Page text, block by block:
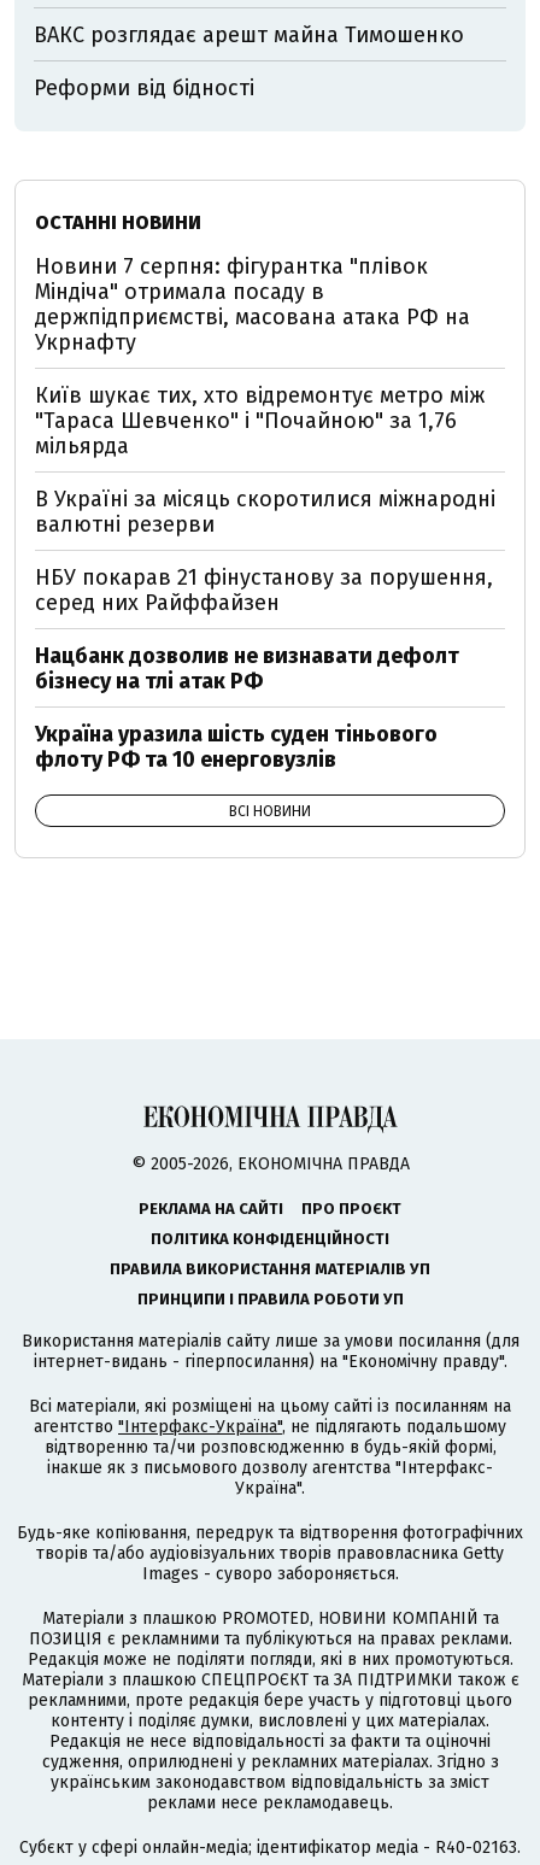
ВАКС розглядає арешт майна Тимошенко
Реформи від бідності
ОСТАННІ НОВИНИ
Новини 7 серпня: фігурантка "плівок
Міндіча" отримала посаду в
держпідприємстві, масована атака РФ на
Укрнафту
Київ шукає тих, хто відремонтує метро між
"Тараса Шевченко" і "Почайною" за 1,76
мільярда
В Україні за місяць скоротилися міжнародні
валютні резерви
НБУ покарав 21 фінустанову за порушення,
серед них Райффайзен
Нацбанк дозволив не визнавати дефолт
бізнесу на тлі атак РФ
Україна уразила шість суден тіньового
флоту РФ та 10 енерговузлів
ВСІ НОВИНИ
© 2005-2026, ЕКОНОМІЧНА ПРАВДА
РЕКЛАМА НА САЙТІ
ПРО ПРОЄКТ
ПОЛІТИКА КОНФІДЕНЦІЙНОСТІ
ПРАВИЛА ВИКОРИСТАННЯ МАТЕРІАЛІВ УП
ПРИНЦИПИ І ПРАВИЛА РОБОТИ УП
Використання матеріалів сайту лише за умови посилання (для
інтернет-видань - гіперпосилання) на "Економічну правду".
Всі матеріали, які розміщені на цьому сайті із посиланням на
агентство "Інтерфакс-Україна", не підлягають подальшому
відтворенню та/чи розповсюдженню в будь-якій формі,
інакше як з письмового дозволу агентства "Інтерфакс-
Україна".
Будь-яке копіювання, передрук та відтворення фотографічних
творів та/або аудіовізуальних творів правовласника Getty
Images - суворо забороняється.
Матеріали з плашкою PROMOTED, НОВИНИ КОМПАНІЙ та
ПОЗИЦІЯ є рекламними та публікуються на правах реклами.
Редакція може не поділяти погляди, які в них промотуються.
Матеріали з плашкою СПЕЦПРОЄКТ та ЗА ПІДТРИМКИ також є
рекламними, проте редакція бере участь у підготовці цього
контенту і поділяє думки, висловлені у цих матеріалах.
Редакція не несе відповідальності за факти та оціночні
судження, оприлюднені у рекламних матеріалах. Згідно з
українським законодавством відповідальність за зміст
реклами несе рекламодавець.
Cубєкт у сфері онлайн-медіа; ідентифікатор медіа - R40-02163.